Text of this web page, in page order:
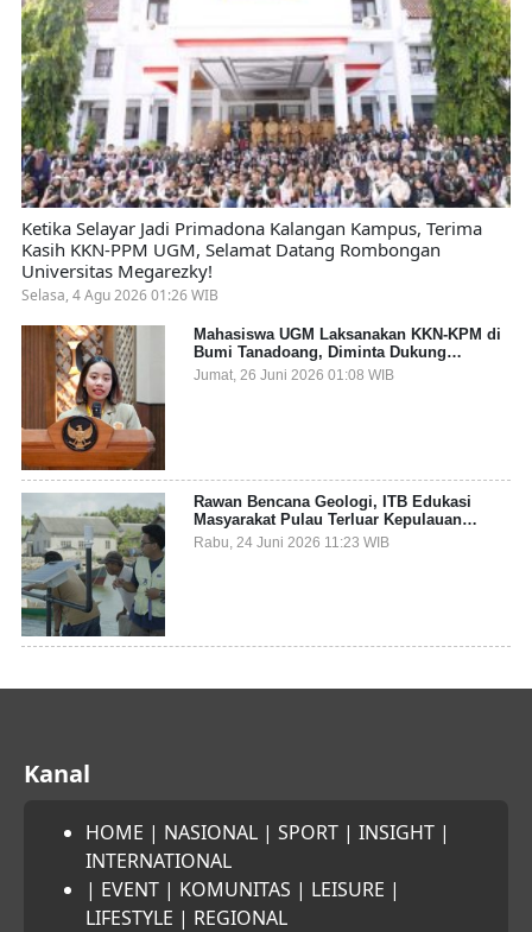
Ketika Selayar Jadi Primadona Kalangan Kampus, Terima
Kasih KKN-PPM UGM, Selamat Datang Rombongan
Universitas Megarezky!
Selasa, 4 Agu 2026 01:26 WIB
Mahasiswa UGM Laksanakan KKN-KPM di
Bumi Tanadoang, Diminta Dukung
Gemerlap dan Beri Solusi pada Persoalan
Sampah Pesisir
Jumat, 26 Juni 2026 01:08 WIB
Rawan Bencana Geologi, ITB Edukasi
Masyarakat Pulau Terluar Kepulauan
Selayar Terkait Mitigasi Berbasis Kawasan
Pesisir
Rabu, 24 Juni 2026 11:23 WIB
Kanal
HOME | NASIONAL | SPORT | INSIGHT |
INTERNATIONAL
| EVENT | KOMUNITAS | LEISURE |
LIFESTYLE | REGIONAL